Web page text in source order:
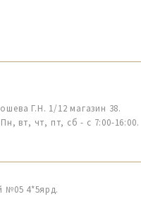
Г.Н. 1/12 магазин 38.
вт, чт, пт, сб - с 7:00-16:00.
4*5ярд.